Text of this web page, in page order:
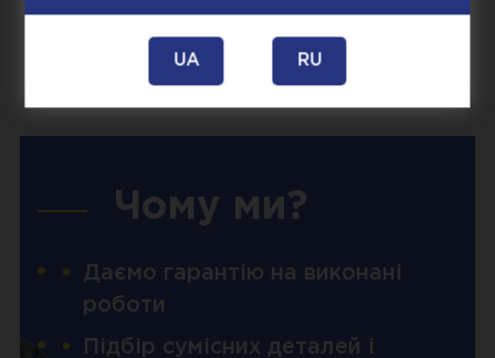
Настала весна, з часу минулого
професійного огляду пройшло більше
року
Чому ми?
Даємо гарантію на виконані
роботи
Підбір сумісних деталей і
UA RU